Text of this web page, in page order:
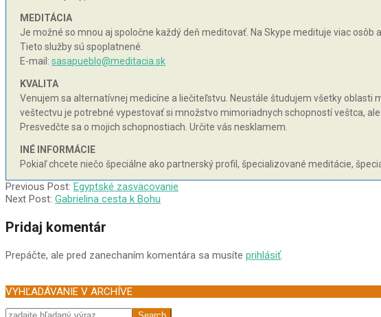
MEDITÁCIA
Je možné so mnou aj spoločne každý deň meditovať. Na Skype medituje viac
Tieto služby sú spoplatnené.
E-mail: sasapueblo@meditacia.sk
KVALITA
Venujem sa alternatívnej medicíne a liečiteľstvu. Neustále študujem všetky oblasti
veštectvu je potrebné vypestovať si množstvo mimoriadnych schopností veštca,
Presvedčte sa o mojich schopnostiach. Určite vás nesklamem.
INÉ INFORMÁCIE
Pokiaľ chcete niečo špeciálne ako partnerský profil, špecializované meditácie,
2005-
02-
Previous Post: Egyptské zasväcovanie
Next Post: Gabrielina cesta k Bohu
Pridaj komentár
Prepáčte, ale pred zanechaním komentára sa musíte prihlásiť.
VYHĽADÁVANIE V ARCHÍVE
Search